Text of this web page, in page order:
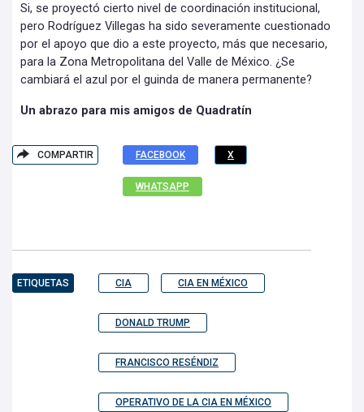
Si, se proyectó cierto nivel de coordinación institucional,
pero Rodríguez Villegas ha sido severamente cuestionado
por el apoyo que dio a este proyecto, más que necesario,
para la Zona Metropolitana del Valle de México. ¿Se
cambiará el azul por el guinda de manera permanente?
Un abrazo para mis amigos de Quadratín
COMPARTIR FACEBOOK X
WHATSAPP
ETIQUETAS CIA CIA EN MÉXICO
DONALD TRUMP
FRANCISCO RESÉNDIZ
OPERATIVO DE LA CIA EN MÉXICO